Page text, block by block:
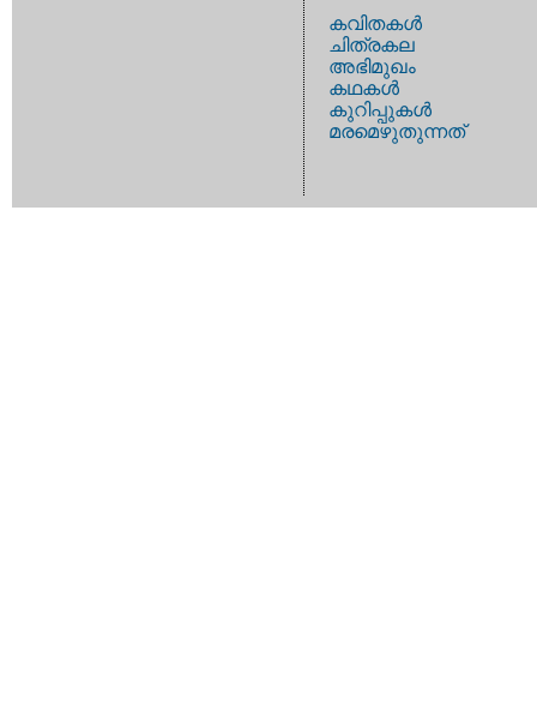
കവിതകള്‍
ചിത്രകല
അഭിമുഖം
കഥകള്‍
കുറിപ്പുകള്‍
മരമെഴുതുന്നത്